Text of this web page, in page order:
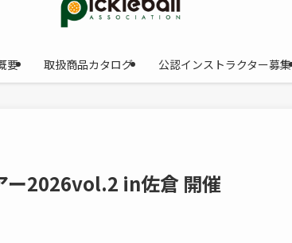
要 取扱商品カタログ 公認インストラクター募集
ー2026vol.2 in佐倉 開催